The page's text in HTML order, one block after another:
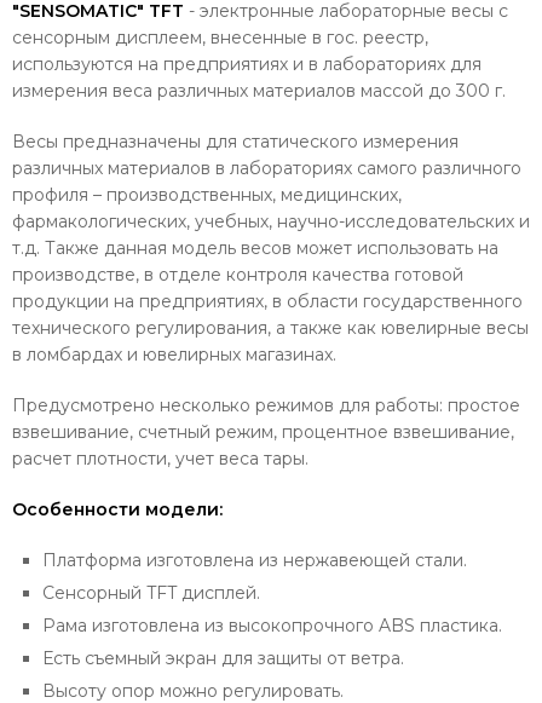
"SENSOMATIC" TFT - электронные лабораторные весы с
сенсорным дисплеем, внесенные в гос. реестр,
используются на предприятиях и в лабораториях для
измерения веса различных материалов массой до 300 г.
Весы предназначены для статического измерения
различных материалов в лабораториях самого различного
профиля – производственных, медицинских,
фармакологических, учебных, научно-исследовательских и
т.д. Также данная модель весов может использовать на
производстве, в отделе контроля качества готовой
продукции на предприятиях, в области государственного
технического регулирования, а также как ювелирные весы
в ломбардах и ювелирных магазинах.
Предусмотрено несколько режимов для работы: простое
взвешивание, счетный режим, процентное взвешивание,
расчет плотности, учет веса тары.
Особенности модели:
Платформа изготовлена из нержавеющей стали.
Сенсорный TFT дисплей.
Рама изготовлена из высокопрочного ABS пластика.
Есть съемный экран для защиты от ветра.
Высоту опор можно регулировать.